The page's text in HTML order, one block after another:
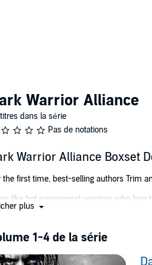
Warrior Alliance
dans la série
Pas de notations
Warrior Alliance Boxset
the first time, best-selling authors Trim
like hot paranormal warriors who love
their skirm, these books are for you.
Warrior
- Dark Warrior Alliance, Book
most powerful archdemon set against
plus
1-4 de la série